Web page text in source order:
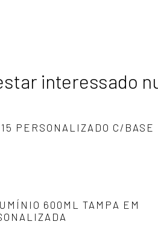
interessado
PERSONALIZADO C/BASE
600ML TAMPA EM